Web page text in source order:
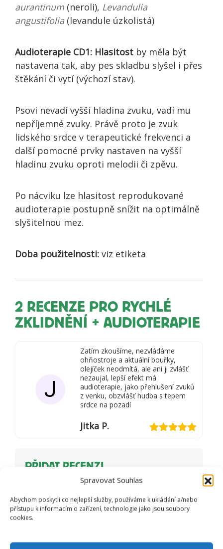
Spravovat Souhlas
Abychom poskytli co nejlepší služby, používáme k ukládání a/nebo
přístupu k informacím o zařízení, technologie jako jsou soubory
cookies.
aurantinum (neroli), Levandulia
angustifolia(levandule úzkolistá)
Audioterapie CD1: Hlasitost by měla být
nastavena tak, aby pes skladbu slyšel i přes
štěkání či vytí (výchozí stav).
Psovi nevadí vyšší hladina zvuku, vadí mu
nepříjemné zvuky. Právě proto je zvuk
lidského srdce v terapeutické frekvenci a
další pomocné prvky nastaven na vyšší
hladinu zvuku oproti melodii či zpěvu.
Po nácviku lze hlasitost reprodukované
audioterapie postupně snížit na optimálně
slyšitelnou mez.
Doba použitelnosti: viz etiketa
2 RECENZE PRO RYCHLÉ
ZKLIDNĚNÍ + AUDIOTERAPIE
J
Zatím zkoušíme, nezvládáme
ohňostroje a aktuální bouřky,
olejíček neodmítá, ale ani ji zvlášť
nezaujal, lepší efekt má
audioterapie, jako přehlušení zvuků
z venku, obzvlášť hudba s tepem
srdce na pozadí
Jitka P.
PŘIDAT RECENZI
Vaše e-mailová adresa nebude
zveřejněna. Vyžadované informace jsou
označeny*